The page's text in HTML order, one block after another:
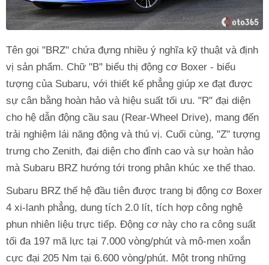
Tên gọi "BRZ" chứa đựng nhiều ý nghĩa kỹ thuật và định
vị sản phẩm. Chữ "B" biểu thị động cơ Boxer - biểu
tượng của Subaru, với thiết kế phẳng giúp xe đạt được
sự cân bằng hoàn hảo và hiệu suất tối ưu. "R" đại diện
cho hệ dẫn động cầu sau (Rear-Wheel Drive), mang đến
trải nghiệm lái năng động và thú vị. Cuối cùng, "Z" tượng
trưng cho Zenith, đại diện cho đỉnh cao và sự hoàn hảo
mà Subaru BRZ hướng tới trong phân khúc xe thể thao.
Subaru BRZ thế hệ đầu tiên được trang bị động cơ Boxer
4 xi-lanh phẳng, dung tích 2.0 lít, tích hợp công nghệ
phun nhiên liệu trực tiếp. Động cơ này cho ra công suất
tối đa 197 mã lực tại 7.000 vòng/phút và mô-men xoắn
cực đại 205 Nm tại 6.600 vòng/phút. Một trong những